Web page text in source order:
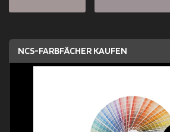
NCS-FARBFÄCHER KAUFEN